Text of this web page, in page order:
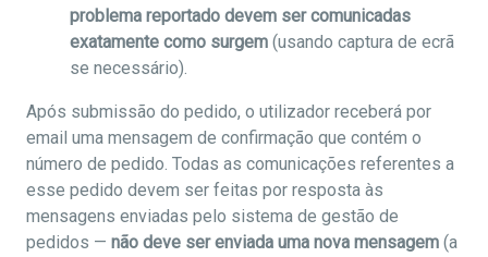
problema reportado devem ser comunicadas
exatamente como surgem (usando captura de ecrã
se necessário).
Após submissão do pedido, o utilizador receberá por
email uma mensagem de confirmação que contém o
número de pedido. Todas as comunicações referentes a
esse pedido devem ser feitas por resposta às
mensagens enviadas pelo sistema de gestão de
pedidos — não deve ser enviada uma nova mensagem (a